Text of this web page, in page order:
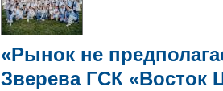
«Рынок не
Зверева ГСК «Восток